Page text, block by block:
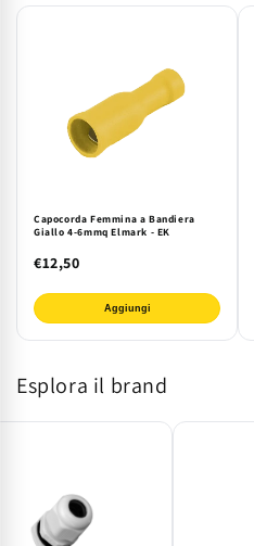
-
-
Capocorda Femmina a Bandiera
Giallo 4-6mmq Elmark - EK
€12,50
Aggiungi
Esplora il brand